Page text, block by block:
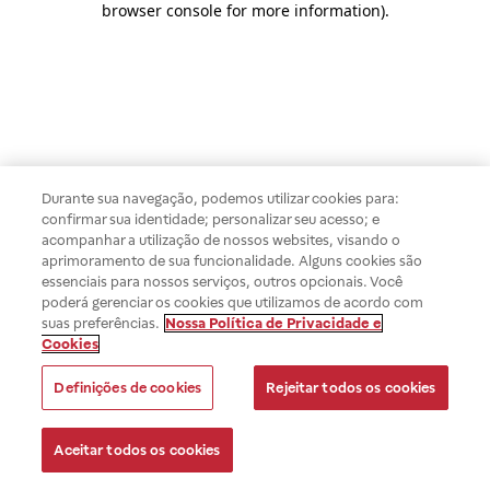
browser console for more information).
Durante sua navegação, podemos utilizar cookies para:
confirmar sua identidade; personalizar seu acesso; e
acompanhar a utilização de nossos websites, visando o
aprimoramento de sua funcionalidade. Alguns cookies são
essenciais para nossos serviços, outros opcionais. Você
poderá gerenciar os cookies que utilizamos de acordo com
suas preferências. Nossa Política de Privacidade e
Cookies
Definições de cookies Rejeitar todos os cookies
Aceitar todos os cookies